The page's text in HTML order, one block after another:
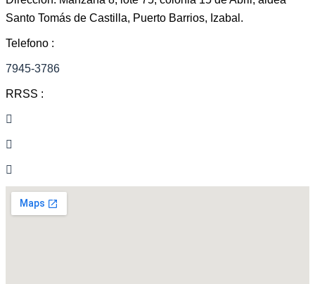
Santo Tomás de Castilla, Puerto Barrios, Izabal.
Telefono :
7945-3786
RRSS :